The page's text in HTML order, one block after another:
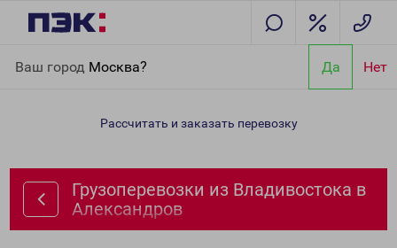
Ваш город Москва? Да Нет
Александров
Рассчитать и заказать перевозку
Грузоперевозки из Владивостока в
Александров